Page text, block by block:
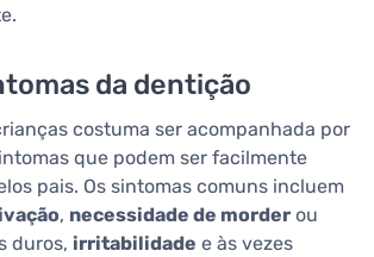
da dentição
costuma ser acompanhada por
que podem ser facilmente
pais. Os sintomas comuns incluem
, necessidade de morder ou
duros, irritabilidade e às vezes